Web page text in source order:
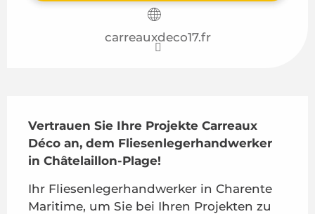
carreauxdeco17.fr
Vertrauen Sie Ihre Projekte Carreaux
Déco an, dem Fliesenlegerhandwerker
in Châtelaillon-Plage!
Ihr Fliesenlegerhandwerker in Charente
Maritime, um Sie bei Ihren Projekten zu